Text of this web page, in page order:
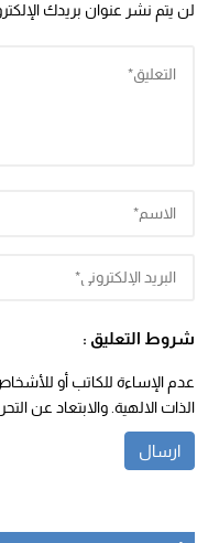
لن يتم نشر عنوان بريدك
شروط التعليق :
عدم الإساءة للكاتب أو
الذات الالهية. والابتعاد عن